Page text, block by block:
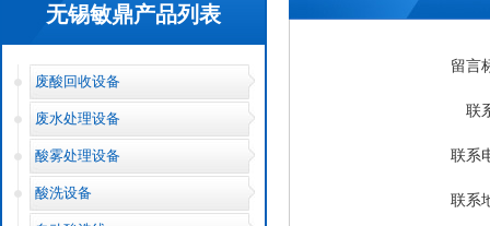
无锡敏鼎产品列表
废酸回收设备
废水处理设备
酸雾处理设备
酸洗设备
留言
联
联系
联系